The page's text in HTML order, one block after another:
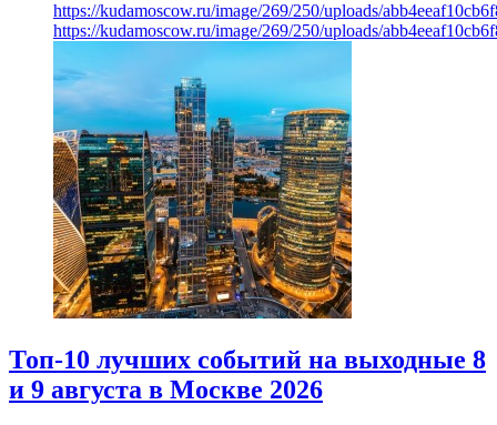
https://kudamoscow.ru/image/269/250/uploads/
https://kudamoscow.ru/image/269/250/uploads/
Топ-10 лучших событий на выходные 8
и 9 августа в Москве 2026